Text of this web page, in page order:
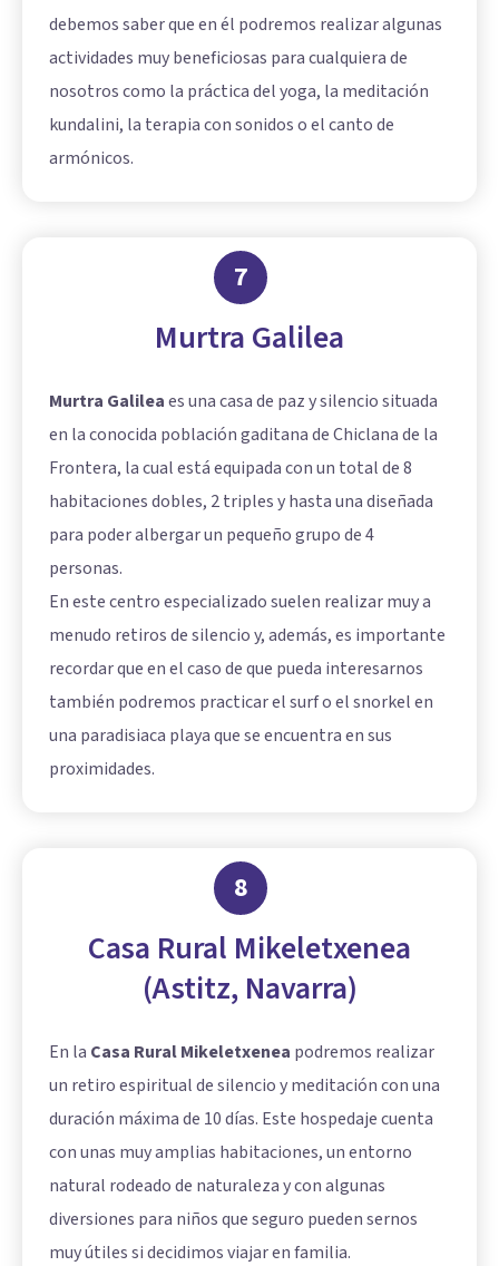
debemos saber que en él podremos realizar algunas
actividades muy beneficiosas para cualquiera de
nosotros como la práctica delyoga, la meditación
kundalini, la terapia con sonidos o el canto de
armónicos.
7
Murtra Galilea
Murtra Galileaes una casa de paz y silencio situada
en la conocida población gaditana de Chiclana de la
Frontera, la cual está equipada con un total de 8
habitaciones dobles, 2 triples y hasta una diseñada
para poder albergar un pequeño grupo de 4
personas.
En este centro especializado suelen realizar muy a
menudo retiros de silencio y, además, es importante
recordar que en el caso de que pueda interesarnos
también podremos practicar el surf o el snorkel en
una paradisiaca playa que se encuentra en sus
proximidades.
8
Casa Rural Mikeletxenea
(Astitz, Navarra)
En la Casa Rural Mikeletxenea podremos realizar
un retiro espiritual de silencio y meditación con una
duración máxima de 10 días. Este hospedaje cuenta
con unas muy amplias habitaciones, un entorno
natural rodeado de naturaleza y con algunas
diversiones para niños que seguro pueden sernos
muy útiles si decidimos viajar en familia.